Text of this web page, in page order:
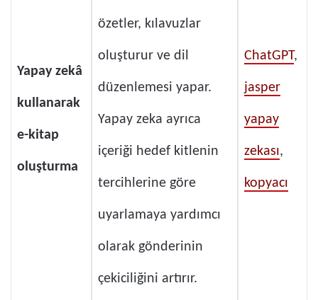
Yapay zekâ
kullanarak
e-kitap
oluşturma
özetler, kılavuzlar
oluşturur ve dil
düzenlemesi yapar.
Yapay zeka ayrıca
içeriği hedef kitlenin
tercihlerine göre
uyarlamaya yardımcı
olarak gönderinin
çekiciliğini artırır.
ChatGPT,
jasper
yapay
zekası,
kopyacı